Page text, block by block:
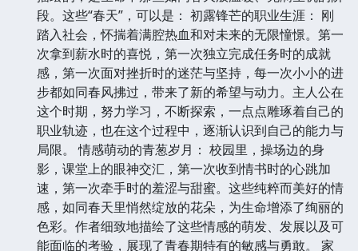
段。这些“春天”，可以是： 初露锋芒的职业生涯： 刚
踏入社会，怀揣着满腔热血和对未来的无限憧憬。第一
次拿到薪水时的喜悦，第一次独立完成任务时的成就
感，第一次面对挫折时的迷茫与坚持，每一次小小的进
步都如同春风拂过，带来了新的希望与动力。主人公在
这个时期，努力学习，不断探索，一点点雕琢着自己的
职业轨迹，也在这个过程中，逐渐认识到自己的能力与
局限。 情感萌动的青葱岁月： 校园里，操场边的身
影，课堂上的眼神交汇，第一次收到情书时的心跳加
速，第一次牵手时的羞涩与甜蜜。这些纯粹而美好的情
感，如同春天里悄然绽放的花朵，为生命增添了绚丽的
色彩。作者细致地描绘了这些情感的萌发、发展以及可
能面临的考验，展现了青春期特有的敏感与勇敢。 家